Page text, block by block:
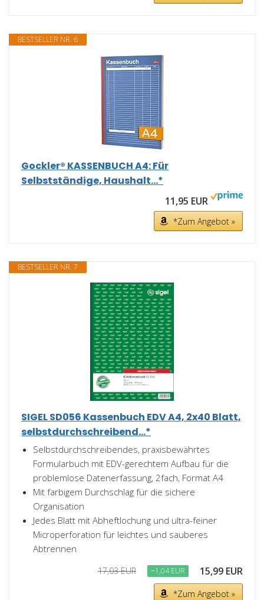
BESTSELLER NR. 6
Gockler® KASSENBUCH A4: Für
Selbstständige, Haushalt...*
11,95 EUR
*Zum Angebot »
BESTSELLER NR. 7
SIGEL SD056 Kassenbuch EDV A4, 2x40 Blatt,
selbstdurchschreibend...*
Selbstdurchschreibendes, praxisbewährtes
Formularbuch mit EDV-gerechtem Aufbau für die
problemlose Datenerfassung, 2fach, Format A4
Mit farbigem Durchschlag für die sichere
Organisation
Jedes Blatt mit Abheftlochung und ultra-feiner
Microperforation für leichtes und sauberes
Abtrennen
17,03 EUR −1,04 EUR 15,99 EUR
*Zum Angebot »